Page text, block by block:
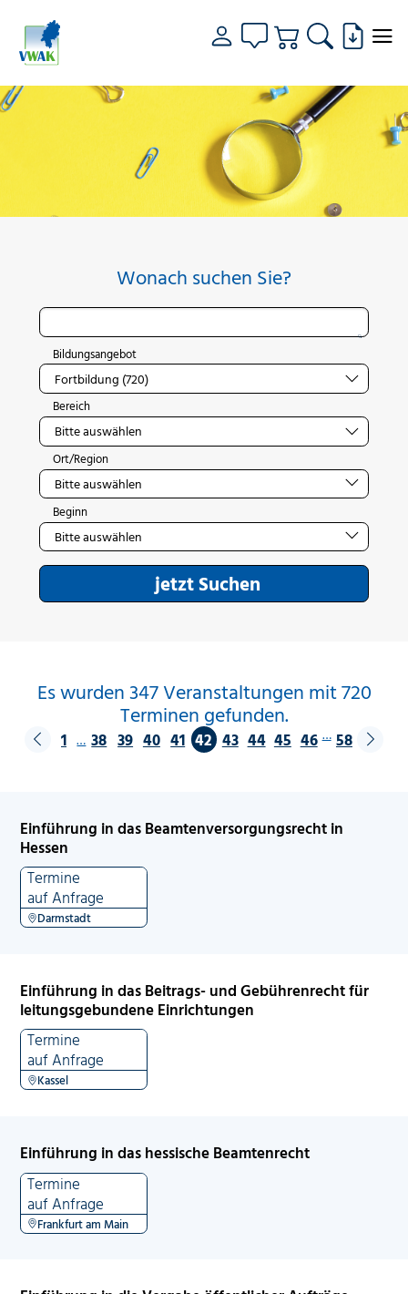
Wonach suchen Sie?
Bildungsangebot
Bereich
Ort/Region
Beginn
jetzt Suchen
Es wurden 347 Veranstaltungen mit 720
Terminen gefunden.
1 … 38 39 40 41 42 43 44 45 46 … 58
Einführung in das Beamtenversorgungsrecht in
Hessen
Termine
auf Anfrage
Darmstadt
Einführung in das Beitrags- und Gebührenrecht für
leitungsgebundene Einrichtungen
Termine
auf Anfrage
Kassel
Einführung in das hessische Beamtenrecht
Termine
auf Anfrage
Frankfurt am Main